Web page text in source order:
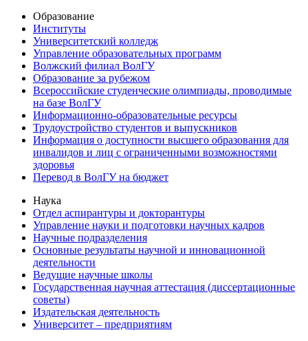
Образование
Институты
Университетский колледж
Управление образовательных программ
Волжский филиал ВолГУ
Образование за рубежом
Всероссийские студенческие олимпиады, проводимые
на базе ВолГУ
Информационно-образовательные ресурсы
Трудоустройство студентов и выпускников
Информация о доступности высшего образования для
инвалидов и лиц с ограниченными возможностями
здоровья
Перевод в ВолГУ на бюджет
Наука
Отдел аспирантуры и докторантуры
Управление науки и подготовки научных кадров
Научные подразделения
Основные результаты научной и инновационной
деятельности
Ведущие научные школы
Государственная научная аттестация (диссертационные
советы)
Издательская деятельность
Университет – предприятиям